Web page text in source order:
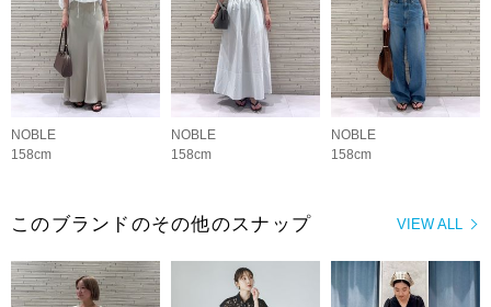
NOBLE
158cm
NOBLE
158cm
NOBLE
158cm
VIEW ALL
このブランドのその他のスナップ